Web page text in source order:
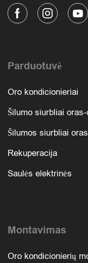
Parduotuvė
Oro kondicionieriai
Šilumo siurbliai
Šilumos siurbliai
Rekuperacija
Saulės elektrinės
Montavimas
Oro kondicionierių